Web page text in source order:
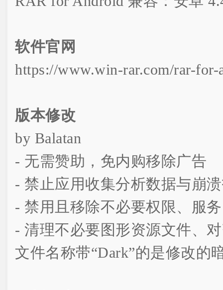
软件官网
https://www.win-rar.com/rar-for-
版本修改
by Balatan
- 无需赞助，免内购移除广告
- 禁止应用收集分析数据与崩
- 禁用且移除不必要权限、服
- 清理不必要图形资源文件、
文件名称带“Dark”的是修改的